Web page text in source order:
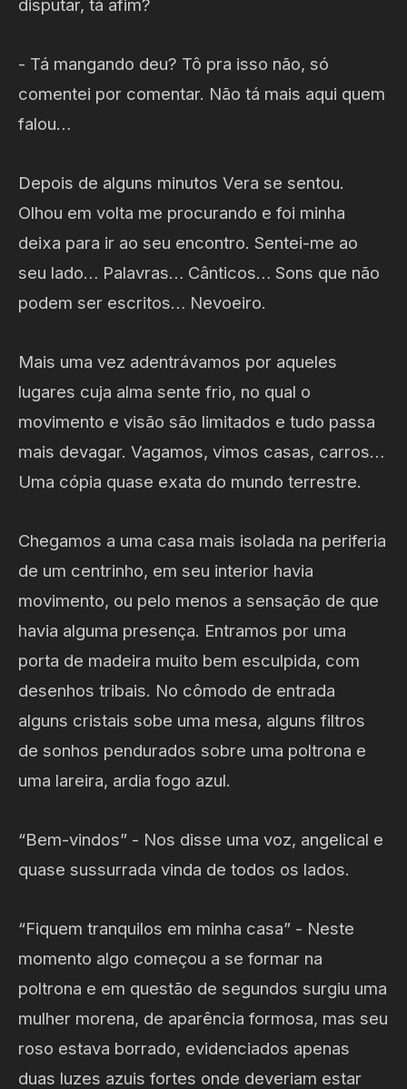
disputar, tá afim?
- Tá mangando deu? Tô pra isso não, só
comentei por comentar. Não tá mais aqui quem
falou…
Depois de alguns minutos Vera se sentou.
Olhou em volta me procurando e foi minha
deixa para ir ao seu encontro. Sentei-me ao
seu lado… Palavras… Cânticos… Sons que não
podem ser escritos… Nevoeiro.
Mais uma vez adentrávamos por aqueles
lugares cuja alma sente frio, no qual o
movimento e visão são limitados e tudo passa
mais devagar. Vagamos, vimos casas, carros…
Uma cópia quase exata do mundo terrestre.
Chegamos a uma casa mais isolada na periferia
de um centrinho, em seu interior havia
movimento, ou pelo menos a sensação de que
havia alguma presença. Entramos por uma
porta de madeira muito bem esculpida, com
desenhos tribais. No cômodo de entrada
alguns cristais sobe uma mesa, alguns filtros
de sonhos pendurados sobre uma poltrona e
uma lareira, ardia fogo azul.
“Bem-vindos” - Nos disse uma voz, angelical e
quase sussurrada vinda de todos os lados.
“Fiquem tranquilos em minha casa” - Neste
momento algo começou a se formar na
poltrona e em questão de segundos surgiu uma
mulher morena, de aparência formosa, mas seu
roso estava borrado, evidenciados apenas
duas luzes azuis fortes onde deveriam estar